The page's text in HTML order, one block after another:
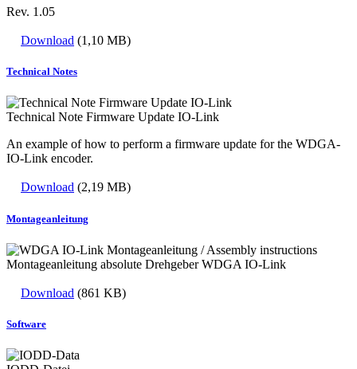
Rev. 1.05
Download (1,10 MB)
Technical Notes
Technical Note Firmware Update IO-Link
An example of how to perform a firmware update for the WDGA-
IO-Link encoder.
Download (2,19 MB)
Montageanleitung
Montageanleitung absolute Drehgeber WDGA IO-Link
Download (861 KB)
Software